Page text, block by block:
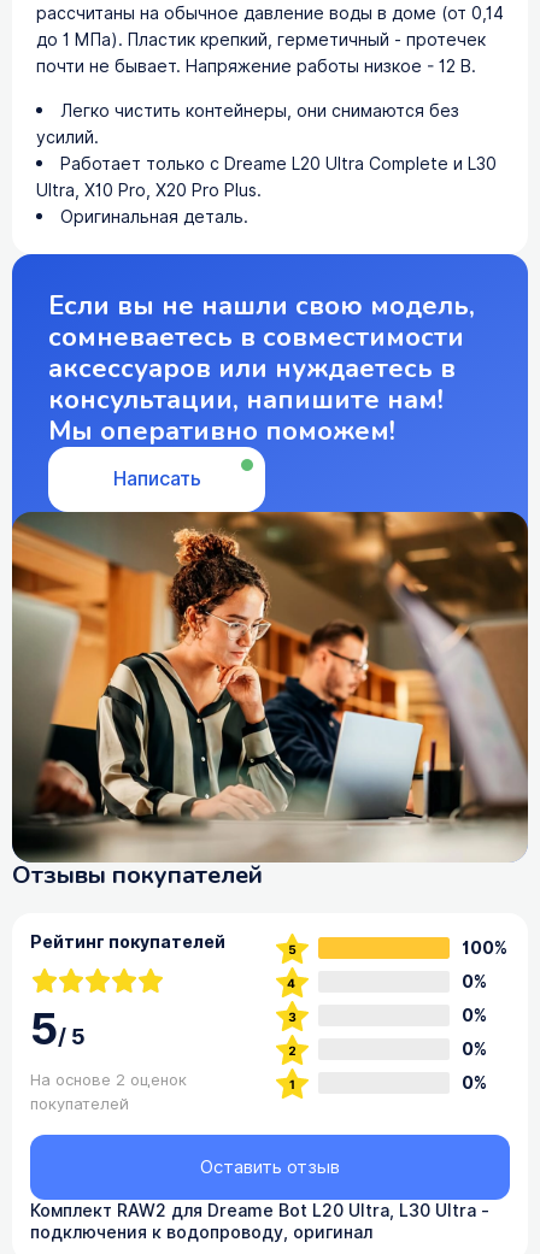
рассчитаны на обычное давление воды в доме (от 0,14
до 1 МПа). Пластик крепкий, герметичный - протечек
почти не бывает. Напряжение работы низкое - 12 В.
Легко чистить контейнеры, они снимаются без
усилий.
Работает только с Dreame L20 Ultra Complete и L30
Ultra, X10 Pro, X20 Pro Plus.
Оригинальная деталь.
Если вы не нашли свою модель,
сомневаетесь в совместимости
аксессуаров или нуждаетесь в
консультации, напишите нам!
Мы оперативно поможем!
Написать
Отзывы покупателей
Рейтинг покупателей
5/5
На основе 2 оценок
покупателей
100%
0%
0%
0%
0%
Комплект RAW2 для Dreame Bot L20 Ultra, L30 Ultra -
подключения к водопроводу, оригинал
Оставить отзыв